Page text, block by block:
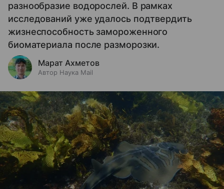
разнообразие водорослей. В рамках
исследований уже удалось подтвердить
жизнеспособность замороженного
биоматериала после разморозки.
Марат Ахметов
Автор Наука Mail